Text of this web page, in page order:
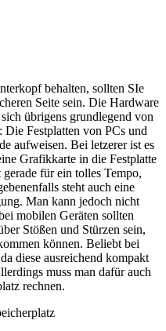
behalten, sollten SIe
Seite sein. Die Hardware
übrigens grundlegend von
Festplatten von PCs und
aufweisen. Bei letzerer ist es
Grafikkarte in die Festplatte
für ein tolles Tempo,
steht auch eine
Man kann jedoch nicht
mobilen Geräten sollten
Stößen und Stürzen sein,
können. Beliebt bei
diese ausreichend kompakt
muss man dafür auch
rechnen.